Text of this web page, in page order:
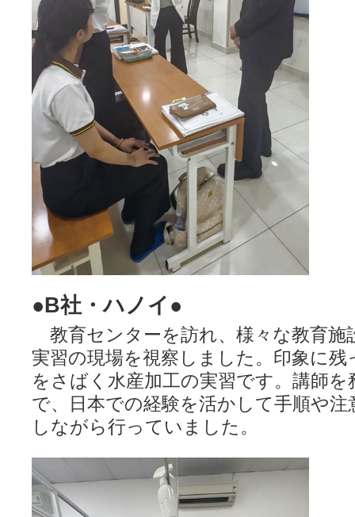
●B社・ハノイ●
教育センターを訪れ、様々な教育施
実習の現場を視察しました。印象に
をさばく水産加工の実習です。講師
で、日本での経験を活かして手順や
しながら行っていました。